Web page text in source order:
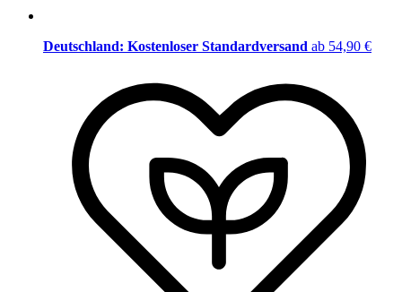
Deutschland: Kostenloser Standardversand ab 54,90 €